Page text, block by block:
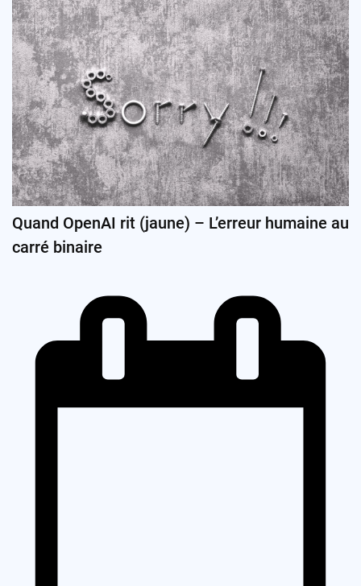
Quand OpenAI rit (jaune) – L’erreur humaine au
carré binaire